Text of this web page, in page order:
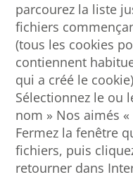
parcourez la liste
fichiers
(tous les cookies
contiennent
qui a créé le
Sélectionnez le ou
nom » Nos aimés
Fermez la fenêtre
fichiers, puis
retourner dans